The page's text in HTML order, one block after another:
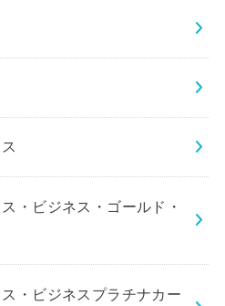
・ビジネス・ゴールド・
・ビジネスプラチナカー